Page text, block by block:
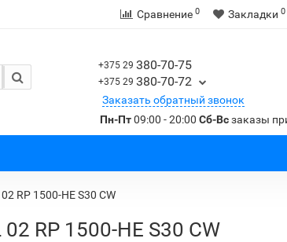
Сравнение 0 Закладки 0
+375 29 380-70-75
+375 29 380-70-72
Заказать обратный звонок
Пн-Пт09:00 - 20:00 Сб-Всзаказы
RP 1500-HE S30 CW
RP 1500-HE S30 CW